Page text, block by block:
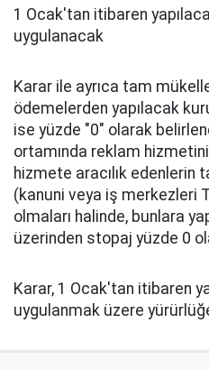
1 Ocak'tan itibaren
uygulanacak
Karar ile ayrıca tam
ödemelerden yapılacak
ise yüzde "0" olarak
ortamında reklam
hizmete aracılık
(kanuni veya iş merkezleri
olmaları halinde, bunlara
üzerinden stopaj yüzde 0
Karar, 1 Ocak'tan itibaren
uygulanmak üzere